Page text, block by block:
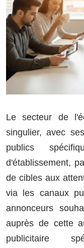
Le secteur de
singulier, avec
publics
d'établissement,
de cibles aux
via les canaux
annonceurs
auprès de cette
publicitaire